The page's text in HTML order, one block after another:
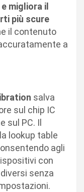
migliora il
più scure
il contenuto
a
salva
sul chip IC
sul PC. Il
lookup table
agli
con
senza